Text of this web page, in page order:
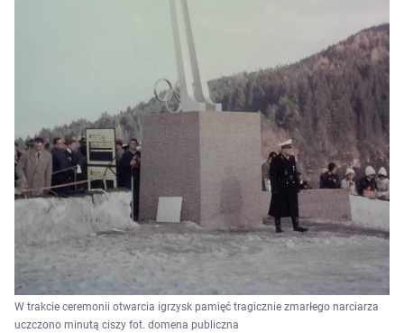
W trakcie ceremonii otwarcia igrzysk pamięć tragicznie zmarłego narciarza
uczczono minutą ciszy fot. domena publiczna